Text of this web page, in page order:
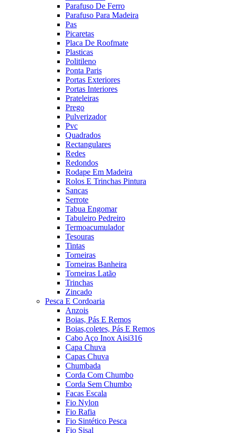
Parafuso De Ferro
Parafuso Para Madeira
Pas
Picaretas
Placa De Roofmate
Plasticas
Politileno
Ponta Paris
Portas Exteriores
Portas Interiores
Prateleiras
Prego
Pulverizador
Pvc
Quadrados
Rectangulares
Redes
Redondos
Rodape Em Madeira
Rolos E Trinchas Pintura
Sancas
Serrote
Tabua Engomar
Tabuleiro Pedreiro
Termoacumulador
Tesouras
Tintas
Torneiras
Torneiras Banheira
Torneiras Latão
Trinchas
Zincado
Pesca E Cordoaria
Anzois
Boias, Pás E Remos
Boias,coletes, Pás E Remos
Cabo Aço Inox Aisi316
Capa Chuva
Capas Chuva
Chumbada
Corda Com Chumbo
Corda Sem Chumbo
Facas Escala
Fio Nylon
Fio Rafia
Fio Sintético Pesca
Fio Sisal